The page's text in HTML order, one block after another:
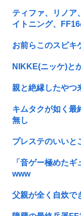
ティファ、リノア
イトニング、
お前らこのスピキ
NIKKE(ニッケ)と
親と絶縁したやつ
キムタクが如く最
無し
プレステのいいと
「音ゲー極めた
www
父親が全く自炊で